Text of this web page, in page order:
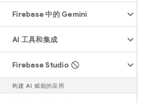
Firebase 中的 Gemini
AI 工具和集成
Firebase Studio
构建 AI 赋能的应用